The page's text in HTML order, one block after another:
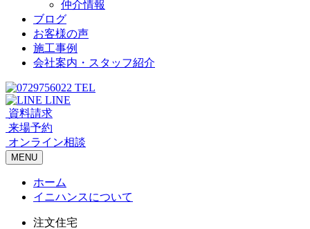
仲介情報
ブログ
お客様の声
施工事例
会社案内・スタッフ紹介
TEL
LINE
資料請求
来場予約
オンライン相談
MENU
ホーム
イニハンスについて
注文住宅